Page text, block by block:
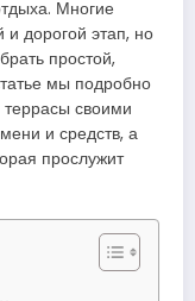
Многие
дорогой этап, но
простой,
мы подробно
своими
и средств, а
прослужит